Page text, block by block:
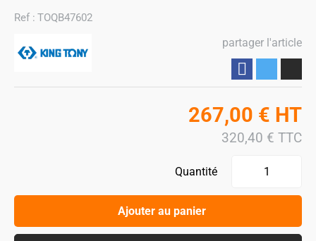
Ref : TOQB47602
partager l'article
267,00 € HT
320,40 € TTC
Quantité
Ajouter au panier